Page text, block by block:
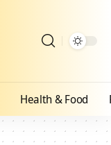
Health & Food